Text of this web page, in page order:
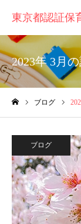
東京都認証保
2023年 3月
ブログ
ブログ